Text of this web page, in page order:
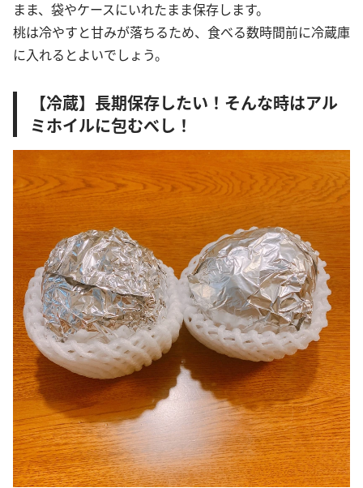
まま、袋やケースにいれたまま保存します。
桃は冷やすと甘みが落ちるため、食べる数時間前に冷蔵庫
に入れるとよいでしょう。
【冷蔵】長期保存したい！そんな時はアル
ミホイルに包むべし！